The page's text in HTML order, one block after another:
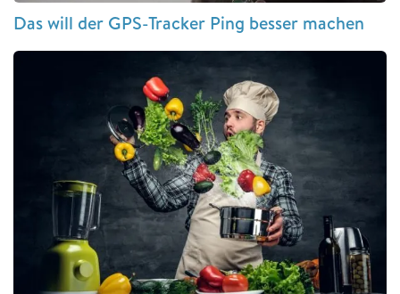
Das will der GPS-Tracker Ping besser machen